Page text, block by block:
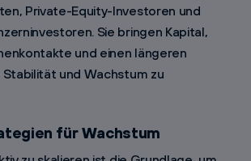
Private-Equity-Investoren und
Sie bringen Kapital,
und einen längeren
und Wachstum zu
für Wachstum